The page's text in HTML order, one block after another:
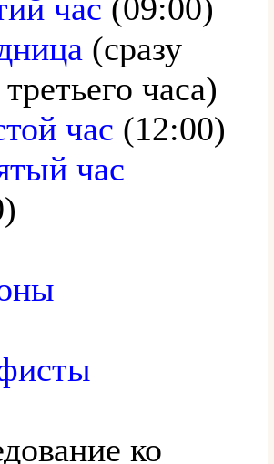
час (09:00)
(сразу
часа)
час (12:00)
час
ко